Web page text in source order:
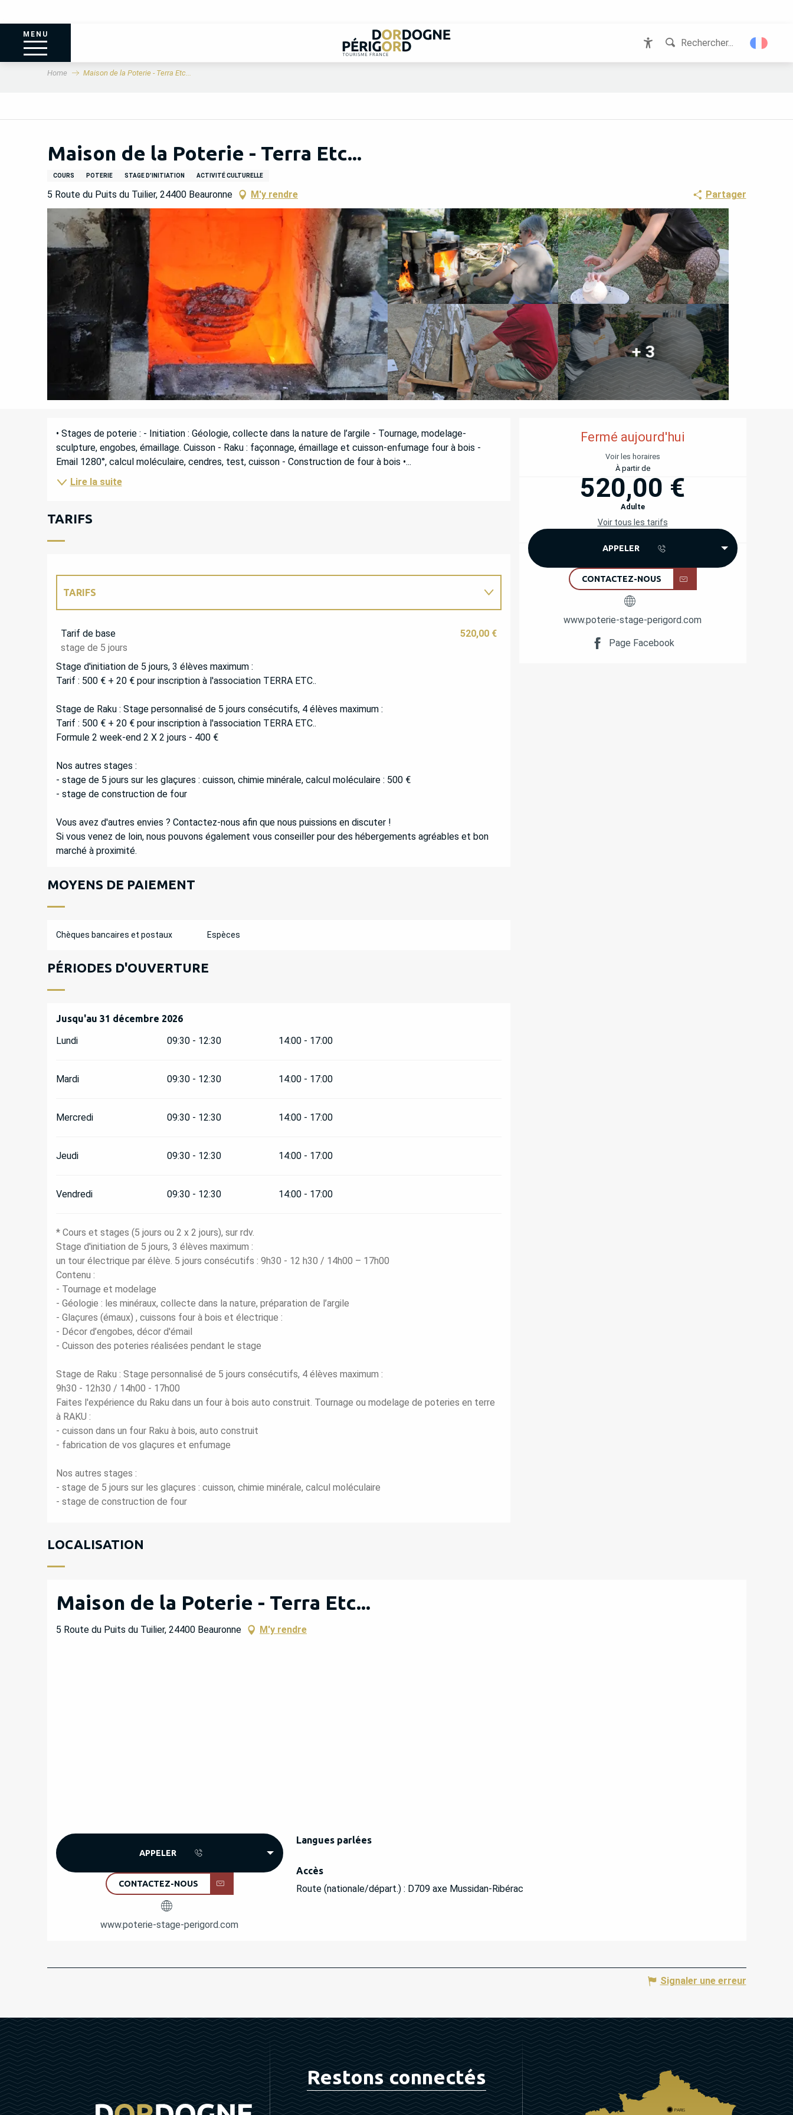
MENU
Rechercher...
Home Maison de la Poterie - Terra Etc...
Maison de la Poterie - Terra Etc...
COURS POTERIE STAGE D’INITIATION ACTIVITÉ CULTURELLE
5 Route du Puits du Tuilier, 24400 Beauronne M'y rendre Partager
+ 3
OUVERTURE ET
Fermé aujourd'hui
Voir les horaires
À partir de
520,00 €
Adulte
Voir tous les tarifs
APPELER
CONTACTEZ-NOUS
www.poterie-stage-perigord.com
Page Facebook
DESCRIPTION
• Stages de poterie : - Initiation : Géologie, collecte dans la nature de l’argile - Tournage, modelage-
sculpture, engobes, émaillage. Cuisson - Raku : façonnage, émaillage et cuisson-enfumage four à bois -
Email 1280°, calcul moléculaire, cendres, test, cuisson - Construction de four à bois •...
Lire la suite
TARIFS
TARIFS
TARIFS 2027
Tarif de base
stage de 5 jours
520,00 €
Stage d'initiation de 5 jours, 3 élèves maximum :
Tarif : 500 € + 20 € pour inscription à l'association TERRA ETC..
Stage de Raku : Stage personnalisé de 5 jours consécutifs, 4 élèves maximum :
Tarif : 500 € + 20 € pour inscription à l'association TERRA ETC..
Formule 2 week-end 2 X 2 jours - 400 €
Nos autres stages :
- stage de 5 jours sur les glaçures : cuisson, chimie minérale, calcul moléculaire : 500 €
- stage de construction de four
Vous avez d'autres envies ? Contactez-nous afin que nous puissions en discuter !
Si vous venez de loin, nous pouvons également vous conseiller pour des hébergements agréables et bon
marché à proximité.
MOYENS DE PAIEMENT
Chèques bancaires et postaux Espèces
PÉRIODES D'OUVERTURE
Du2 janvier 2026au31 décembre 2026
Jusqu'au 31 décembre 2026
Lundi 09:30 - 12:30 14:00 - 17:00
Mardi 09:30 - 12:30 14:00 - 17:00
Mercredi 09:30 - 12:30 14:00 - 17:00
Jeudi 09:30 - 12:30 14:00 - 17:00
Vendredi 09:30 - 12:30 14:00 - 17:00
* Cours et stages (5 jours ou 2 x 2 jours), sur rdv.
Stage d'initiation de 5 jours, 3 élèves maximum :
un tour électrique par élève. 5 jours consécutifs : 9h30 - 12 h30 / 14h00 – 17h00
Contenu :
- Tournage et modelage
- Géologie : les minéraux, collecte dans la nature, préparation de l’argile
- Glaçures (émaux) , cuissons four à bois et électrique :
- Décor d’engobes, décor d'émail
- Cuisson des poteries réalisées pendant le stage
Stage de Raku : Stage personnalisé de 5 jours consécutifs, 4 élèves maximum :
9h30 - 12h30 / 14h00 - 17h00
Faites l'expérience du Raku dans un four à bois auto construit. Tournage ou modelage de poteries en terre
à RAKU :
- cuisson dans un four Raku à bois, auto construit
- fabrication de vos glaçures et enfumage
Nos autres stages :
- stage de 5 jours sur les glaçures : cuisson, chimie minérale, calcul moléculaire
- stage de construction de four
LOCALISATION
Maison de la Poterie - Terra Etc...
5 Route du Puits du Tuilier, 24400 Beauronne M'y rendre
APPELER
CONTACTEZ-NOUS
www.poterie-stage-perigord.com
Langues parlées
Langues parlées
Accès
Accès
Route (nationale/départ.) : D709 axe Mussidan-Ribérac
Signaler une erreur
Restons connectés
PARIS